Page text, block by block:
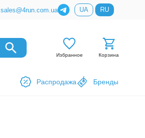
sales@4run.com.ua UA RU
Избранное Корзина
Распродажа Бренды